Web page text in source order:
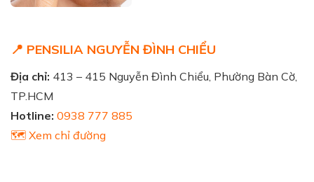
📍 PENSILIA NGUYỄN ĐÌNH CHIỂU
Địa chỉ: 413 – 415 Nguyễn Đình Chiểu, Phường Bàn Cờ,
TP.HCM
Hotline: 0938 777 885
🗺️ Xem chỉ đường